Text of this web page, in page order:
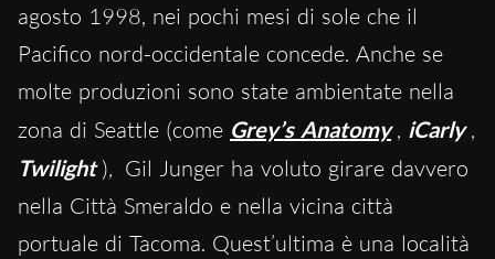
agosto 1998, nei pochi mesi di sole che il
Pacifico nord-occidentale concede. Anche se
molte produzioni sono state ambientate nella
zona di Seattle (come Grey’s Anatomy , iCarly ,
Twilight ), Gil Junger ha voluto girare davvero
nella Città Smeraldo e nella vicina città
portuale di Tacoma. Quest’ultima è una località